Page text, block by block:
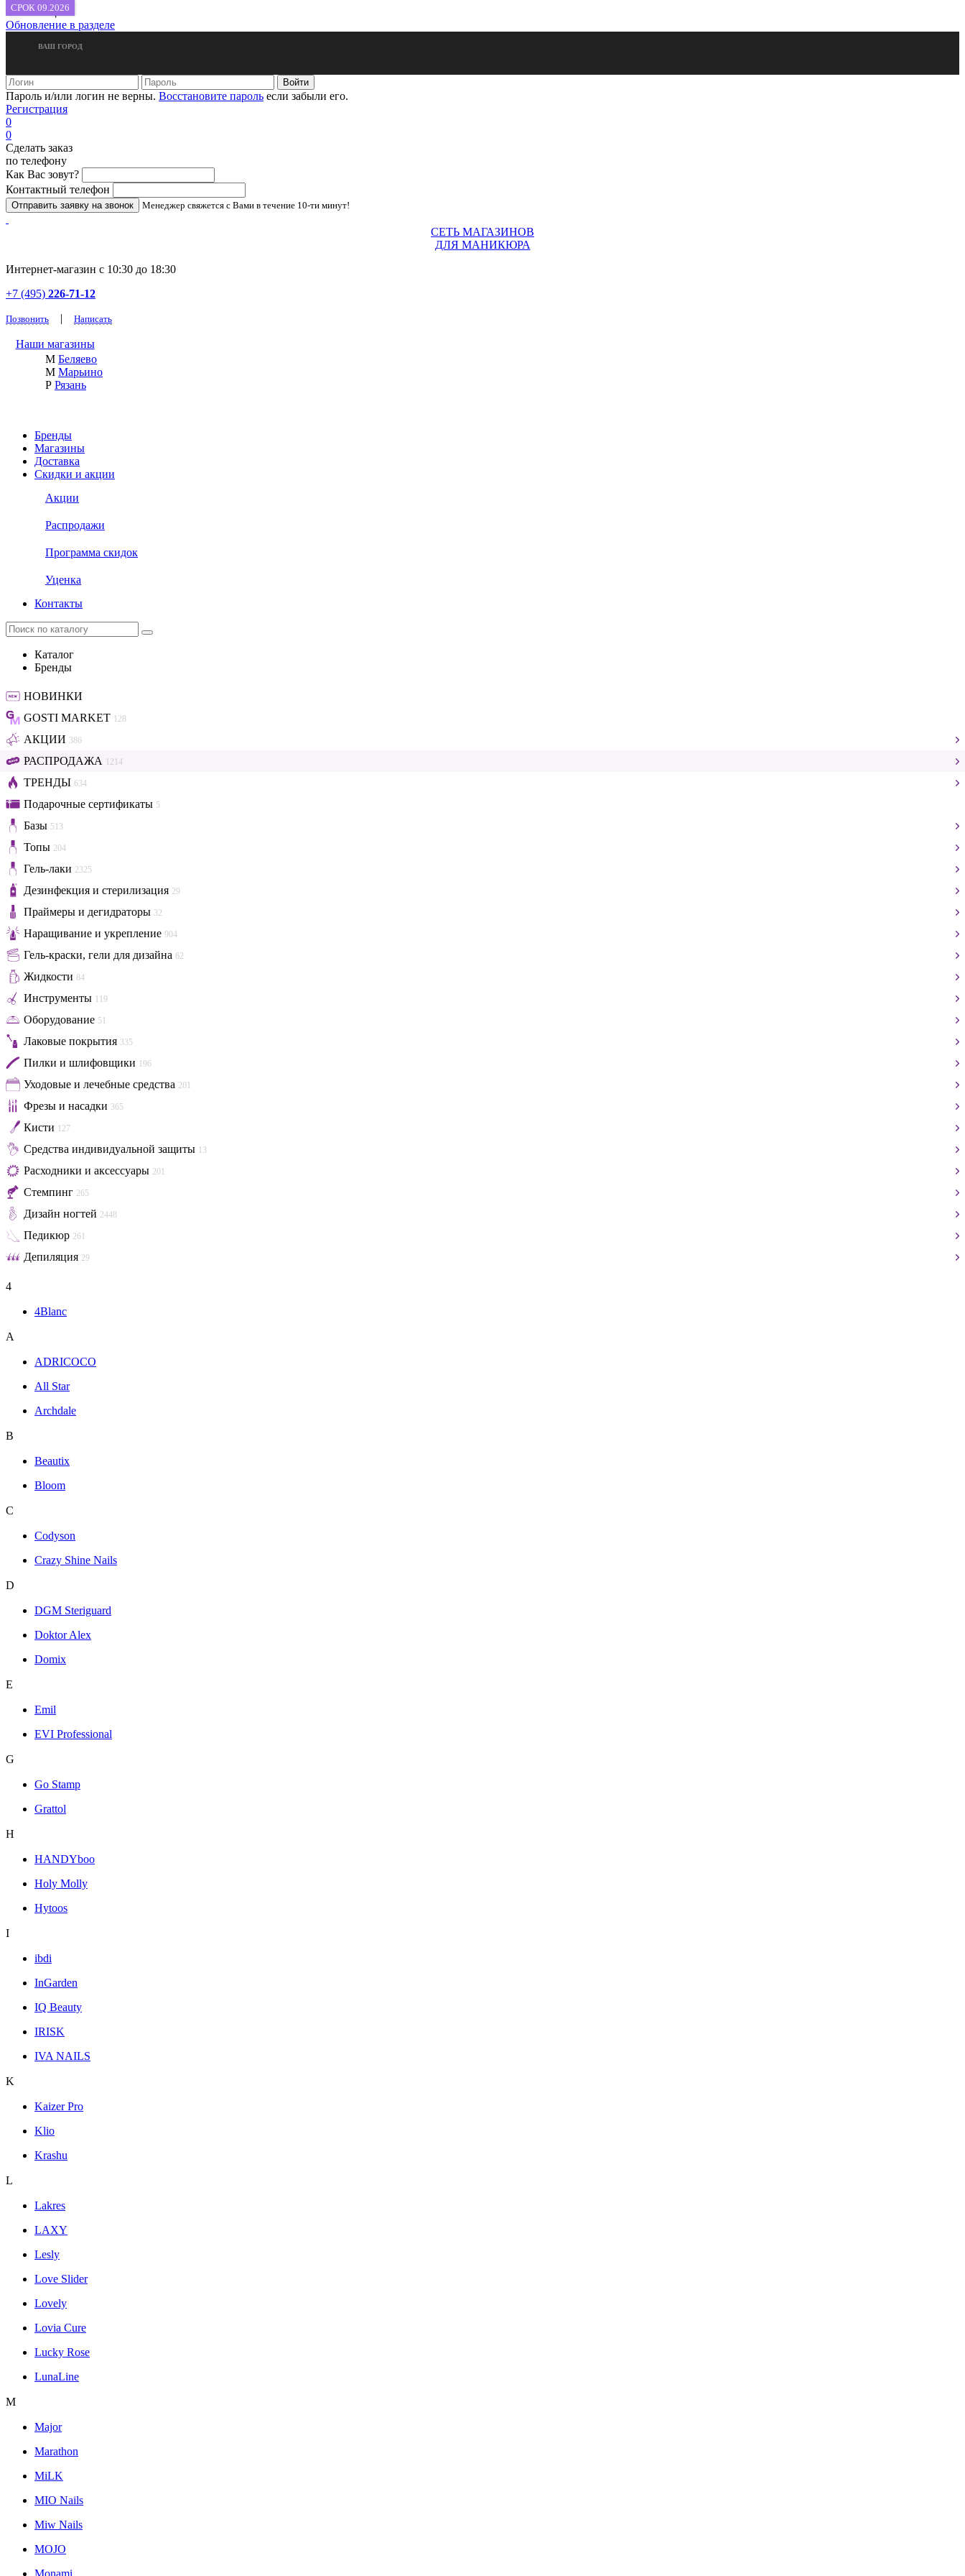
новые акции
Обновление в разделе
ВАШ ГОРОД
Пароль и/или логин не верны. Восстановите пароль если забыли его.
Регистрация
0
0
Сделать заказ
по телефону
Как Вас зовут?
Контактный телефон
Менеджер свяжется с Вами в течение 10-ти минут!
СЕТЬ МАГАЗИНОВ
ДЛЯ МАНИКЮРА
Интернет-магазин с 10:30 до 18:30
+7 (495) 226-71-12
Позвонить | Написать
Наши магазины
М Беляево
М Марьино
Р Рязань
Бренды
Магазины
Доставка
Скидки и акции
Акции
Распродажи
Программа скидок
Уценка
Контакты
Каталог
Бренды
НОВИНКИ
GOSTI MARKET 128
АКЦИИ 386
РАСПРОДАЖА 1214
ТРЕНДЫ 634
Подарочные сертификаты 5
Базы 513
Топы 204
Гель-лаки 2325
Дезинфекция и стерилизация 29
Праймеры и дегидраторы 32
Наращивание и укрепление 904
Гель-краски, гели для дизайна 62
Жидкости 84
Инструменты 119
Оборудование 51
Лаковые покрытия 335
Пилки и шлифовщики 196
Уходовые и лечебные средства 201
Фрезы и насадки 365
Кисти 127
Средства индивидуальной защиты 13
Расходники и аксессуары 201
Стемпинг 265
Дизайн ногтей 2448
Педикюр 261
Депиляция 29
4
4Blanc
A
ADRICOCO
All Star
Archdale
B
Beautix
Bloom
C
Codyson
Crazy Shine Nails
D
DGM Steriguard
Doktor Alex
Domix
E
Emil
EVI Professional
G
Go Stamp
Grattol
H
HANDYboo
Holy Molly
Hytoos
I
ibdi
InGarden
IQ Beauty
IRISK
IVA NAILS
K
Kaizer Pro
Klio
Krashu
L
Lakres
LAXY
Lesly
Love Slider
Lovely
Lovia Cure
Lucky Rose
LunaLine
M
Major
Marathon
MiLK
MIO Nails
Miw Nails
MOJO
Monami
СРОК 09.2026